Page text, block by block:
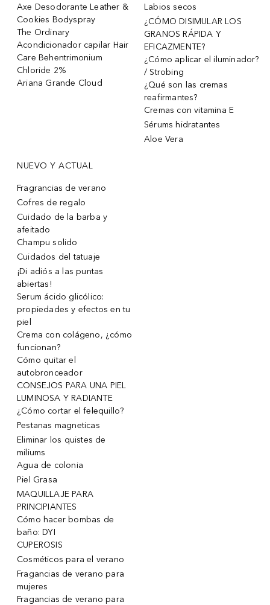
Axe Desodorante Leather &
Cookies Bodyspray
The Ordinary
Acondicionador capilar Hair
Care Behentrimonium
Chloride 2%
Ariana Grande Cloud
Labios secos
¿CÓMO DISIMULAR LOS
GRANOS RÁPIDA Y
EFICAZMENTE?
¿Cómo aplicar el iluminador?
/ Strobing
¿Qué son las cremas
reafirmantes?
Cremas con vitamina E
Sérums hidratantes
Aloe Vera
NUEVO Y ACTUAL
Fragrancias de verano
Cofres de regalo
Cuidado de la barba y
afeitado
Champu solido
Cuidados del tatuaje
¡Di adiós a las puntas
abiertas!
Serum ácido glicólico:
propiedades y efectos en tu
piel
Crema con colágeno, ¿cómo
funcionan?
Cómo quitar el
autobronceador
CONSEJOS PARA UNA PIEL
LUMINOSA Y RADIANTE
¿Cómo cortar el felequillo?
Pestanas magneticas
Eliminar los quistes de
miliums
Agua de colonia
Piel Grasa
MAQUILLAJE PARA
PRINCIPIANTES
Cómo hacer bombas de
baño: DYI
CUPEROSIS
Cosméticos para el verano
Fragancias de verano para
mujeres
Fragancias de verano para